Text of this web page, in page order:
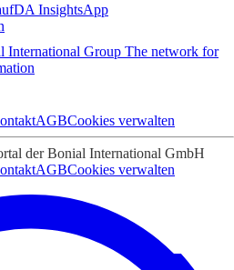
InsightsApp
International Group The network for
AGBCookies verwalten
der Bonial International GmbH
AGBCookies verwalten